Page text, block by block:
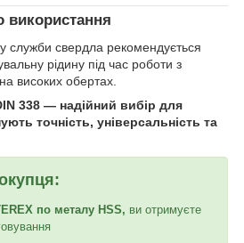
використання
служби свердла рекомендується
рідину під час роботи з
високих обертах.
338 — надійний вибір для
точність, універсальність та
по металу HSS, ви отримуєте